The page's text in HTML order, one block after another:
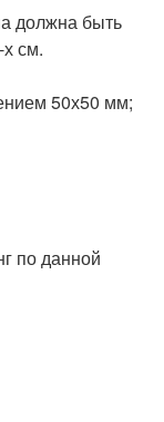
должна быть
см.
50х50 мм;
по данной